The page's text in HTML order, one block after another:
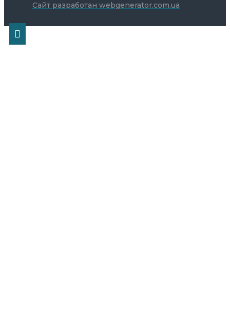
Сайт разработан webgenerator.com.ua